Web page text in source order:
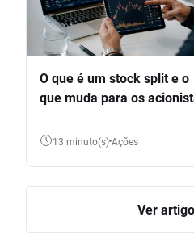
O que é um stock split e o
que muda para os
13 minuto(s) Ações
Ver